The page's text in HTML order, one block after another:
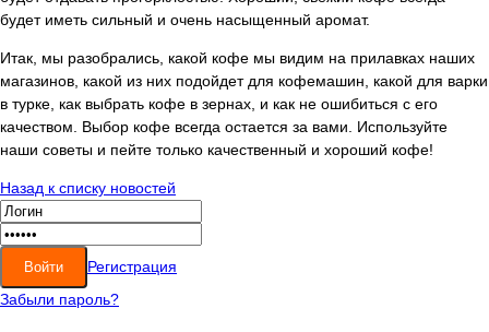
будет иметь сильный и очень насыщенный аромат.
Итак, мы разобрались, какой кофе мы видим на прилавках наших
магазинов, какой из них подойдет для кофемашин, какой для варки
в турке, как выбрать кофе в зернах, и как не ошибиться с его
качеством. Выбор кофе всегда остается за вами. Используйте
наши советы и пейте только качественный и хороший кофе!
Назад к списку новостей
Регистрация
Забыли пароль?